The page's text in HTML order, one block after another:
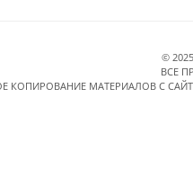
©
ВСЕ
КОПИРОВАНИЕ МАТЕРИАЛОВ C